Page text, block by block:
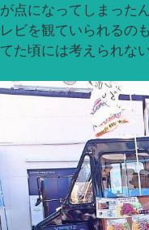
が点になってしまった
レビを観ていられるの
てた頃には考えられな